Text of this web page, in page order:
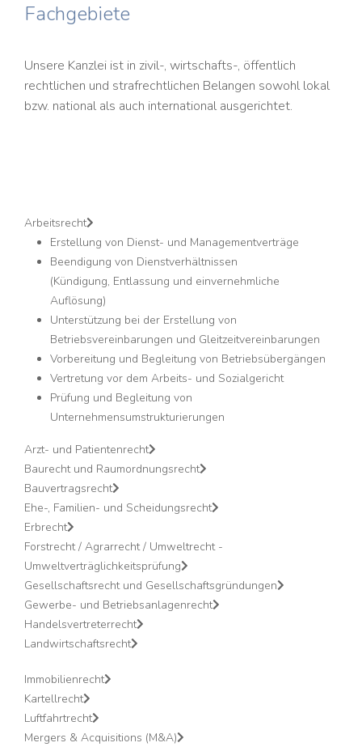
Fachgebiete
Unsere Kanzlei ist in zivil-, wirtschafts-, öffentlich
rechtlichen und strafrechtlichen Belangen sowohl lokal
bzw. national als auch international ausgerichtet.
Arbeitsrecht
Erstellung von Dienst- und Managementverträge
Beendigung von Dienstverhältnissen
(Kündigung, Entlassung und einvernehmliche
Auflösung)
Unterstützung bei der Erstellung von
Betriebsvereinbarungen und Gleitzeitvereinbarungen
Vorbereitung und Begleitung von Betriebsübergängen
Vertretung vor dem Arbeits- und Sozialgericht
Prüfung und Begleitung von
Unternehmensumstrukturierungen
Arzt- und Patientenrecht
Baurecht und Raumordnungsrecht
Bauvertragsrecht
Ehe-, Familien- und Scheidungsrecht
Erbrecht
Forstrecht / Agrarrecht / Umweltrecht -
Umweltverträglichkeitsprüfung
Gesellschaftsrecht und Gesellschaftsgründungen
Gewerbe- und Betriebsanlagenrecht
Handelsvertreterrecht
Landwirtschaftsrecht
Immobilienrecht
Kartellrecht
Luftfahrtrecht
Mergers & Acquisitions (M&A)